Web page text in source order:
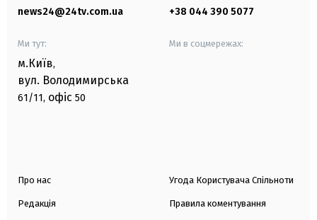
news24@24tv.com.ua +38 044 390 5077
Ми тут:
м.Київ,
вул. Володимирська
61/11, офіс 50
Ми в соцмережах:
Про нас
Редакція
Угода Користувача Спільноти
Правила коментування